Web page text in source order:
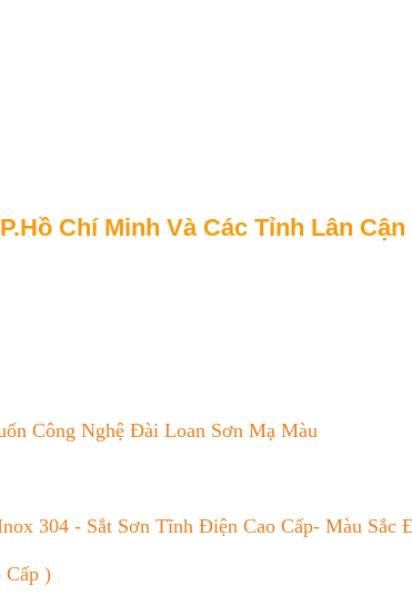
Chí Minh Và Các Tỉnh Lân
Công Nghệ Đài Loan Sơn Mạ Màu
304 - Sắt Sơn Tĩnh Điện Cao Cấp- Màu Sắc
Cấp )